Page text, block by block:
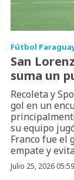
Fútbol
San
suma un
Recoleta y
gol en un
su equipo
Franco fue el
empate y
Julio 25, 2026